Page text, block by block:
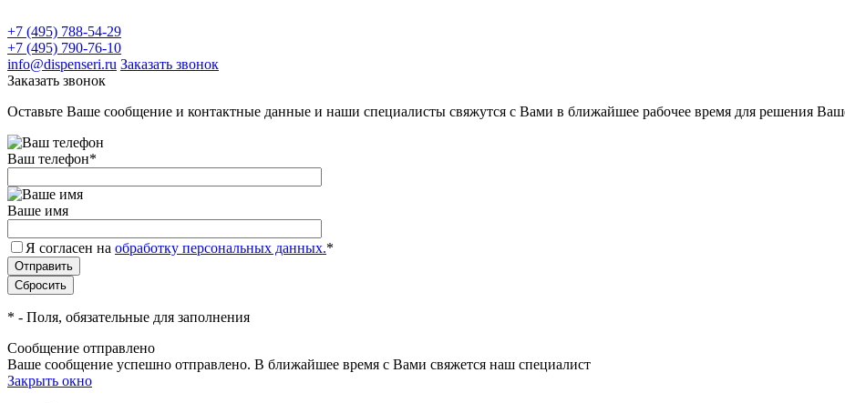
+7 (495) 788-54-29
+7 (495) 790-76-10
info@dispenseri.ru Заказать звонок
Заказать звонок
Оставьте Ваше сообщение и контактные данные и наши специалисты свяжутся с Вами в ближайшее рабочее время для решения
Ваш телефон*
Ваше имя
Я согласен на обработку персональных данных.*
* - Поля, обязательные для заполнения
Сообщение отправлено
Ваше сообщение успешно отправлено. В ближайшее время с Вами свяжется наш специалист
Закрыть окно